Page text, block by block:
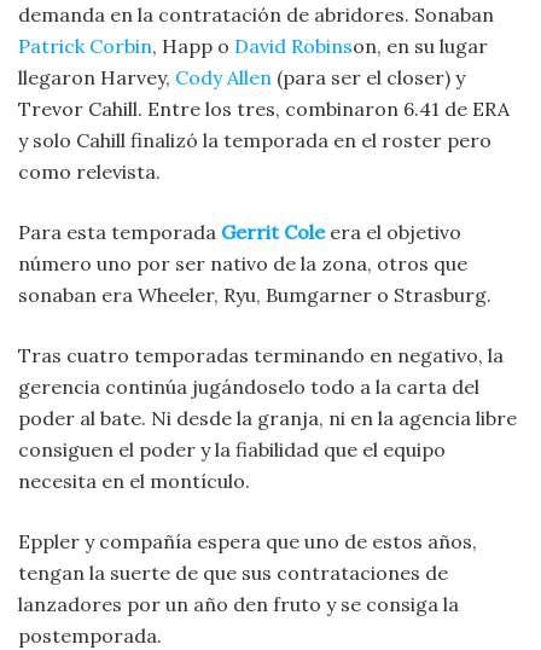
demanda en la contratación de abridores. Sonaban
Patrick Corbin, Happ o David Robinson, en su lugar
llegaron Harvey, Cody Allen (para ser el closer) y
Trevor Cahill. Entre los tres, combinaron 6.41 de ERA
y solo Cahill finalizó la temporada en el roster pero
como relevista.
Para esta temporada Gerrit Coleera el objetivo
número uno por ser nativo de la zona, otros que
sonaban era Wheeler, Ryu, Bumgarner o Strasburg.
Tras cuatro temporadas terminando en negativo, la
gerencia continúa jugándoselo todo a la carta del
poder al bate. Ni desde la granja, ni en la agencia libre
consiguen el poder y la fiabilidad que el equipo
necesita en el montículo.
Eppler y compañía espera que uno de estos años,
tengan la suerte de que sus contrataciones de
lanzadores por un año den fruto y se consiga la
postemporada.